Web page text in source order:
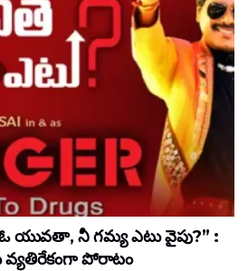
యువతా, నీ గమ్య ఎటు వైపు?” :
వ్యతిరేకంగా పోరాటం